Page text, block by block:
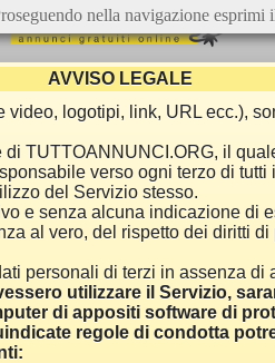
AVVISO LEGALE
logotipi, link, URL ecc.),
TUTTOANNUNCI.ORG, il
verso ogni terzo di
del Servizio stesso.
e senza alcuna indicazione
al vero, del rispetto dei diritti
personali di terzi in assenza
utilizzare il Servizio,
di appositi software di
regole di condotta
nella navigazione esprimi